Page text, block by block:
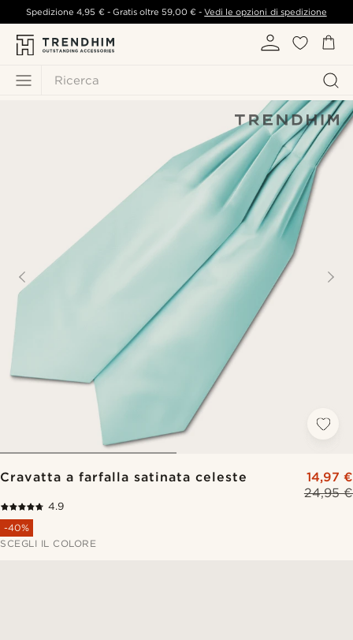
Ricerca
Spedizione4,95 €- Gratis oltre 59,00 € -Vedi le opzioni di spedizione
Cravatta a farfalla satinata celeste
24,95 €
14,97 €
4.9
-40%
SCEGLI IL COLORE